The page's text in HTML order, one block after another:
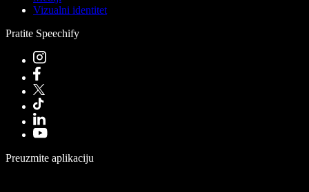
Vizualni identitet
Pratite Speechify
Preuzmite aplikaciju